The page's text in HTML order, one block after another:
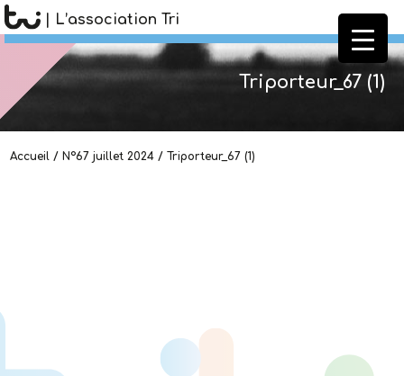
| L’association Tri
Triporteur_67 (1)
Accueil / N°67 juillet 2024 / Triporteur_67 (1)